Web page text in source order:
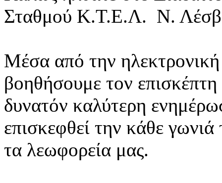
Σταθμού Κ.Τ.Ε.Λ. Ν.
Μέσα από την ηλεκτρονική
βοηθήσουμε τον
δυνατόν καλύτερη
επισκεφθεί την κάθε
τα λεωφορεία μας.